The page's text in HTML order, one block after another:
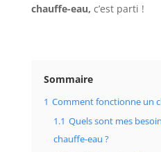
chauffe-eau, c’est parti !
Sommaire
1 Comment fonctionne un
1.1 Quels sont mes
chauffe-eau ?